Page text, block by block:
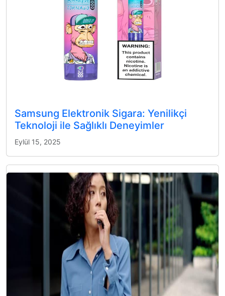
Samsung Elektronik Sigara: Yenilikçi
Teknoloji ile Sağlıklı Deneyimler
Eylül 15, 2025